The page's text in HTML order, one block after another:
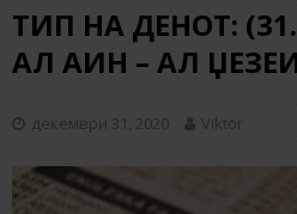
ТИП НА ДЕНОТ:
АЛ АИН – АЛ
декември 31, 2020 Viktor